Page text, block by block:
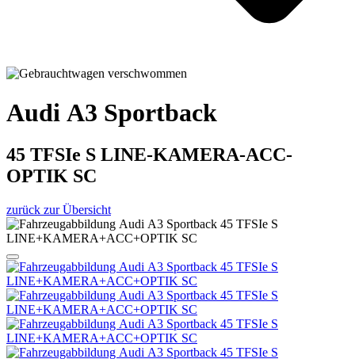
Audi A3 Sportback
45 TFSIe S LINE-KAMERA-ACC-
OPTIK SC
zurück zur Übersicht